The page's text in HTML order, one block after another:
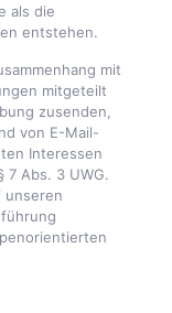
als die
entstehen.
mit
mitgeteilt
zusenden,
von E-Mail-
Interessen
7 Abs. 3 UWG.
unseren